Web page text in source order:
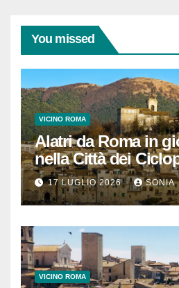
You missed
VICINO ROMA
Alatri da Roma in
nella Città dei
megalitiche, vicoli
panorami di
17 LUGLIO 2026 SONIA
VICINO ROMA